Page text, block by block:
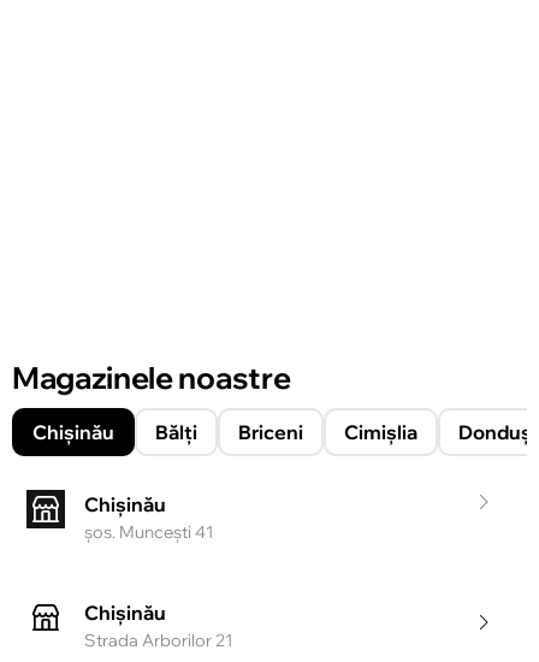
Magazinele noastre
Chișinău Bălți Briceni Cimișlia
Chișinău
şos. Munceşti 41
Chișinău
Strada Arborilor 21